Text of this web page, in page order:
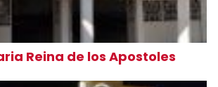
Reina de los Apostoles